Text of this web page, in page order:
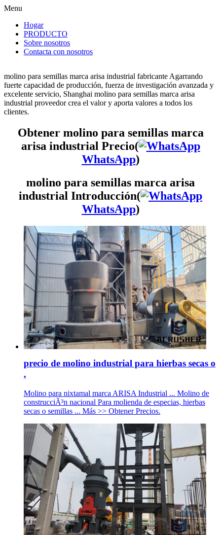
Menu
Hogar
PRODUCTO
Sobre nosotros
Contacta con nosotros
molino para semillas marca arisa industrial fabricante Agarrando
fuerte capacidad de producción, fuerza de investigación avanzada y
excelente servicio, Shanghai molino para semillas marca arisa
industrial proveedor crea el valor y aporta valores a todos los
clientes.
Obtener molino para semillas marca
arisa industrial Precio(
WhatsApp)
molino para semillas marca arisa
industrial Introducción(
WhatsApp)
precio de molino industrial para hierbas secas o
.
Molino para nixtamal marca ARISA Industrial ... Molino de
construcciÃ³n nacional Para molienda de especias, hierbas
secas o semillas ... Más >> Obtener Precios.